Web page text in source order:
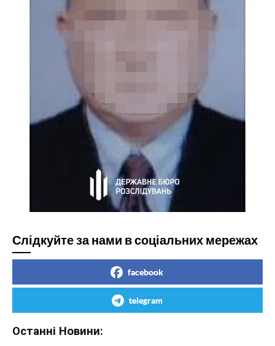
Слідкуйте за нами в соціальних мережах
facebook
telegram
Останні Новини: